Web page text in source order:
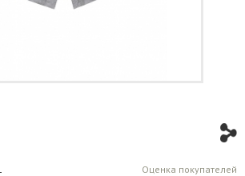
Оценка покупателей